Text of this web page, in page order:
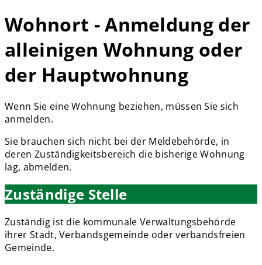
Wohnort - Anmeldung der
alleinigen Wohnung oder
der Hauptwohnung
Wenn Sie eine Wohnung beziehen, müssen Sie sich
anmelden.
Sie brauchen sich nicht bei der Meldebehörde, in
deren Zuständigkeitsbereich die bisherige Wohnung
lag, abmelden.
Zuständige Stelle
Zuständig ist die kommunale Verwaltungsbehörde
ihrer Stadt, Verbandsgemeinde oder verbandsfreien
Gemeinde.